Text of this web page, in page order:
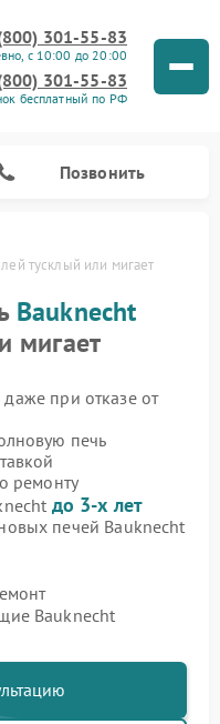
301-55-83
с 10:00 до 20:00
301-55-83
бесплатный по РФ
Позвонить
тусклый или мигает
Bauknecht
мигает
даже при отказе от
печь
ремонту
до 3-х лет
печей Bauknecht
Bauknecht